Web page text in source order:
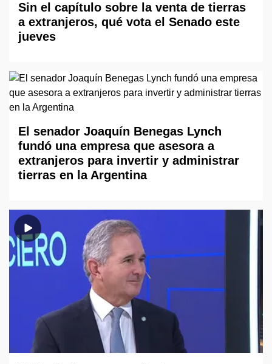
Sin el capítulo sobre la venta de tierras
a extranjeros, qué vota el Senado este
jueves
El senador Joaquín Benegas Lynch
fundó una empresa que asesora a
extranjeros para invertir y administrar
tierras en la Argentina